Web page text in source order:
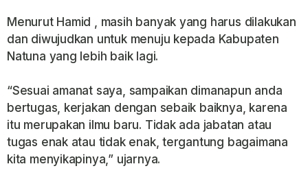
Menurut Hamid , masih banyak yang harus dilakukan
dan diwujudkan untuk menuju kepada Kabupaten
Natuna yang lebih baik lagi.
“Sesuai amanat saya, sampaikan dimanapun anda
bertugas, kerjakan dengan sebaik baiknya, karena
itu merupakan ilmu baru. Tidak ada jabatan atau
tugas enak atau tidak enak, tergantung bagaimana
kita menyikapinya,” ujarnya.